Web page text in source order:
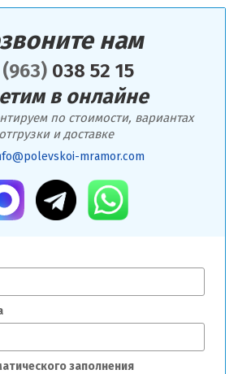
нам
(963)038 52 15
в онлайне
по стоимости, вариантах
отгрузки и доставке
mramor.com
заполнения